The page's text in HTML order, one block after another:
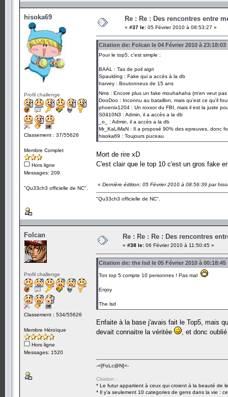
hisoka69
Profil challenge
Classement : 37/55626
Membre Complet
Hors ligne
Messages: 209
"Qu33ch3 officielle de NC".
Re : Re : Des rencontres entre
« #37 le: 05 Février 2010 à 08:53:27 »
Citation de: Folcan le 04 Février 2010 à 23:18:03
Pour le top5, c'est simple :
BAAL : Tas de poil aigri
Spaulding : Fake qui a accès à la db
harvey : Boutonneux de 15 ans
Nms : Encore plus un fake mouhahaha (m'en veut
DooDoo : Inconnu au bataillon, mais qu'est ce qu'il
phoenix1204 : Un roxxor du FBI, mais il est la juste
S0410N3 : Admin, il a accès a la db
_o_ : Admin, il a accès a la db
Mr_KaLiMaN : Il a proposé 90% des epreuves, donc
hisoka69 : Toujours puceau
Mort de rire xD
C'est clair que le top 10 c'est un gros fake
« Dernière édition: 05 Février 2010 à 08:56:39 par
"Qu33ch3 officielle de NC".
Folcan
Profil challenge
Classement : 534/55626
Membre Héroïque
Hors ligne
Messages: 1520
Re : Re : Re : Des rencontres
« #38 le: 06 Février 2010 à 11:50:45 »
Citation de: the lsd le 05 Février 2010 à 00:18:45
Ton top 5 compte 10 personnes ! Pas mal
Enjoy
The lsd
Enfaite à la base j'avais fait le Top5, mais
devait connaitre la véritée
, et donc
-=[FoLc@N]=-
Citation :
* Le futur appartient à ceux qui croient à la beauté de
* Il y'a seulement 10 categories de gens dans la vie :